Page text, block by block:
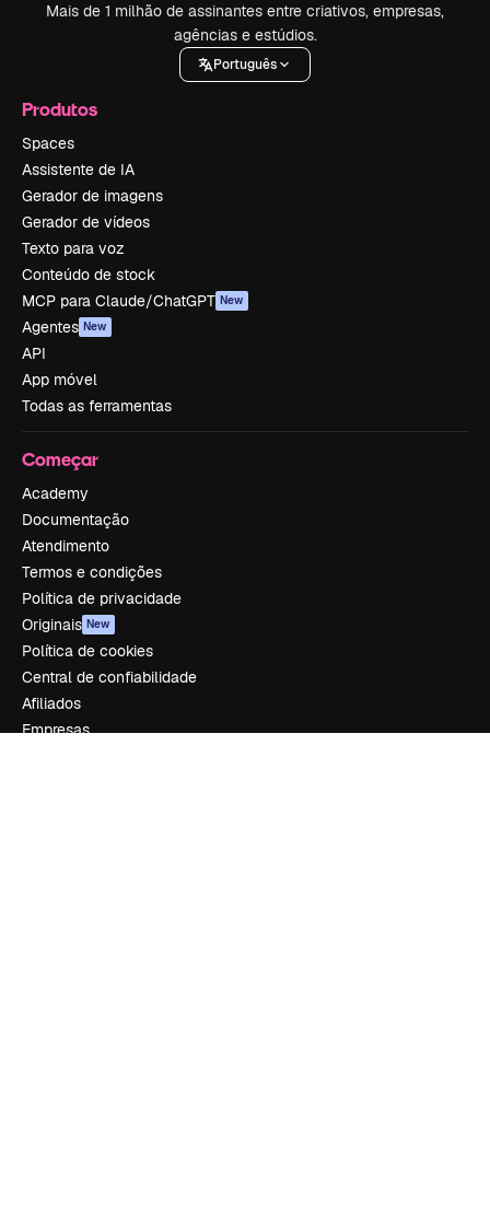
Mais de 1 milhão de assinantes entre criativos, empresas,
agências e estúdios.
Português
Produtos
Spaces
Assistente de IA
Gerador de imagens
Gerador de vídeos
Texto para voz
Conteúdo de stock
MCP para Claude/ChatGPT New
Agentes New
API
App móvel
Todas as ferramentas
Começar
Academy
Documentação
Atendimento
Termos e condições
Política de privacidade
Originais New
Política de cookies
Central de confiabilidade
Afiliados
Empresas